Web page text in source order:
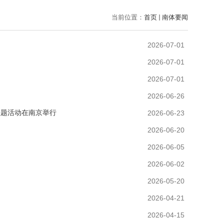
当前位置： 首页 南体要闻
2026-07-01
2026-07-01
2026-07-01
2026-06-26
活动在南京举行 2026-06-23
2026-06-20
2026-06-05
2026-06-02
2026-05-20
2026-04-21
2026-04-15